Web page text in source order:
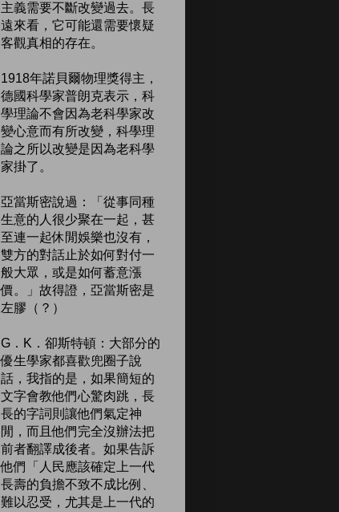
主義需要不斷改變過去。長
遠來看，它可能還需要懷疑
客觀真相的存在。
1918年諾貝爾物理獎得主，
德國科學家普朗克表示，科
學理論不會因為老科學家改
變心意而有所改變，科學理
論之所以改變是因為老科學
家掛了。
亞當斯密說過：「從事同種
生意的人很少聚在一起，甚
至連一起休閒娛樂也沒有，
雙方的對話止於如何對付一
般大眾，或是如何蓄意漲
價。」故得證，亞當斯密是
左膠（？）
G．K．卻斯特頓：大部分的
優生學家都喜歡兜圈子說
話，我指的是，如果簡短的
文字會教他們心驚肉跳，長
長的字詞則讓他們氣定神
閒，而且他們完全沒辦法把
前者翻譯成後者。如果告訴
他們「人民應該確定上一代
長壽的負擔不致不成比例、
難以忍受，尤其是上一代的